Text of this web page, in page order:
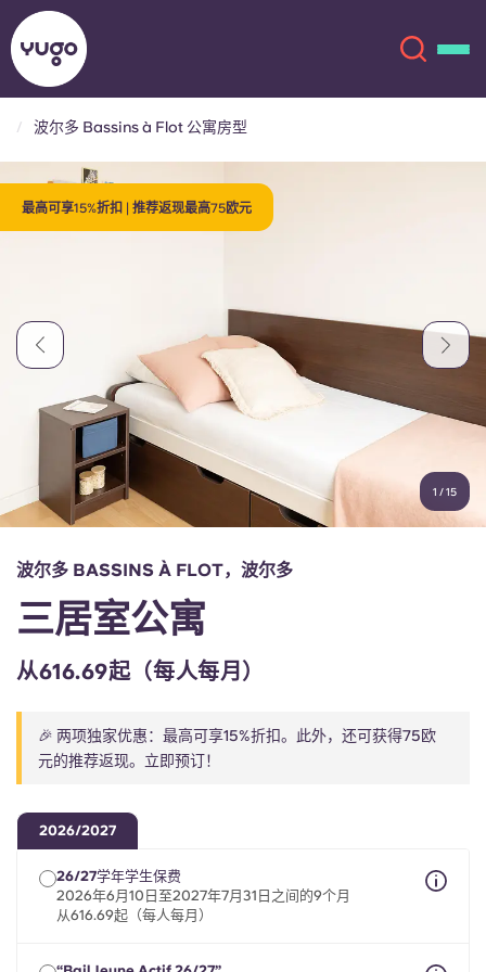
关于我们
地点
账户 语言
English (GB)
English (US)
Chinese
Español
Català
French
选择一个国家
English (US)
Català
Italian French
Portuguese
波尔多 Bassins à Flot 公寓房型
最高可享15%折扣 | 推荐返现最高75欧元
1 /15
波尔多 BASSINS À FLOT，波尔多
三居室公寓
从616.69起（每人每月）
🎉 两项独家优惠：最高可享15%折扣。此外，还可获得75欧
元的推荐返现。立即预订！
2026/2027
26/27学年学生保费
2026年6月10日至2027年7月31日之间的9个月
从616.69起（每人每月）